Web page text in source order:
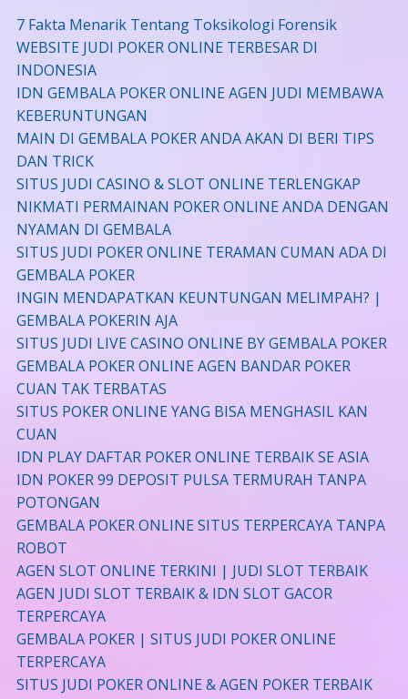
7 Fakta Menarik Tentang Toksikologi Forensik
WEBSITE JUDI POKER ONLINE TERBESAR DI
INDONESIA
IDN GEMBALA POKER ONLINE AGEN JUDI MEMBAWA
KEBERUNTUNGAN
MAIN DI GEMBALA POKER ANDA AKAN DI BERI TIPS
DAN TRICK
SITUS JUDI CASINO & SLOT ONLINE TERLENGKAP
NIKMATI PERMAINAN POKER ONLINE ANDA DENGAN
NYAMAN DI GEMBALA
SITUS JUDI POKER ONLINE TERAMAN CUMAN ADA DI
GEMBALA POKER
INGIN MENDAPATKAN KEUNTUNGAN MELIMPAH? |
GEMBALA POKERIN AJA
SITUS JUDI LIVE CASINO ONLINE BY GEMBALA POKER
GEMBALA POKER ONLINE AGEN BANDAR POKER
CUAN TAK TERBATAS
SITUS POKER ONLINE YANG BISA MENGHASIL KAN
CUAN
IDN PLAY DAFTAR POKER ONLINE TERBAIK SE ASIA
IDN POKER 99 DEPOSIT PULSA TERMURAH TANPA
POTONGAN
GEMBALA POKER ONLINE SITUS TERPERCAYA TANPA
ROBOT
AGEN SLOT ONLINE TERKINI | JUDI SLOT TERBAIK
AGEN JUDI SLOT TERBAIK & IDN SLOT GACOR
TERPERCAYA
GEMBALA POKER | SITUS JUDI POKER ONLINE
TERPERCAYA
SITUS JUDI POKER ONLINE & AGEN POKER TERBAIK